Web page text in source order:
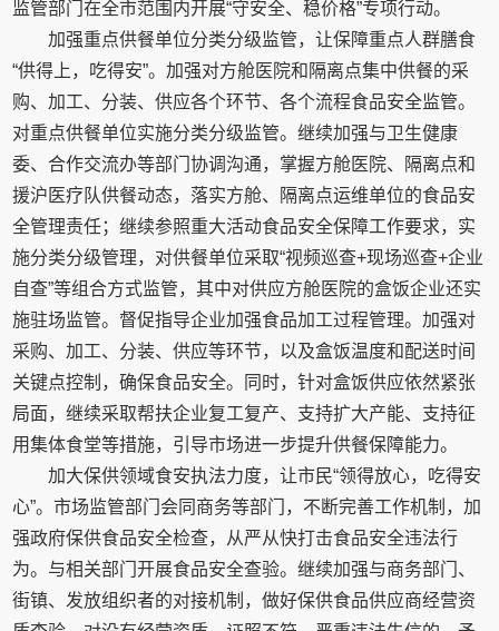
监管部门在全市范围内开展“守安全、稳价格”专项行动。
加强重点供餐单位分类分级监管，让保障重点人群膳食
“供得上，吃得安”。加强对方舱医院和隔离点集中供餐的采
购、加工、分装、供应各个环节、各个流程食品安全监管。
对重点供餐单位实施分类分级监管。继续加强与卫生健康
委、合作交流办等部门协调沟通，掌握方舱医院、隔离点和
援沪医疗队供餐动态，落实方舱、隔离点运维单位的食品安
全管理责任；继续参照重大活动食品安全保障工作要求，实
施分类分级管理，对供餐单位采取“视频巡查+现场巡查+企业
自查”等组合方式监管，其中对供应方舱医院的盒饭企业还实
施驻场监管。督促指导企业加强食品加工过程管理。加强对
采购、加工、分装、供应等环节，以及盒饭温度和配送时间
关键点控制，确保食品安全。同时，针对盒饭供应依然紧张
局面，继续采取帮扶企业复工复产、支持扩大产能、支持征
用集体食堂等措施，引导市场进一步提升供餐保障能力。
加大保供领域食安执法力度，让市民“领得放心，吃得安
心”。市场监管部门会同商务等部门，不断完善工作机制，加
强政府保供食品安全检查，从严从快打击食品安全违法行
为。与相关部门开展食品安全查验。继续加强与商务部门、
街镇、发放组织者的对接机制，做好保供食品供应商经营资